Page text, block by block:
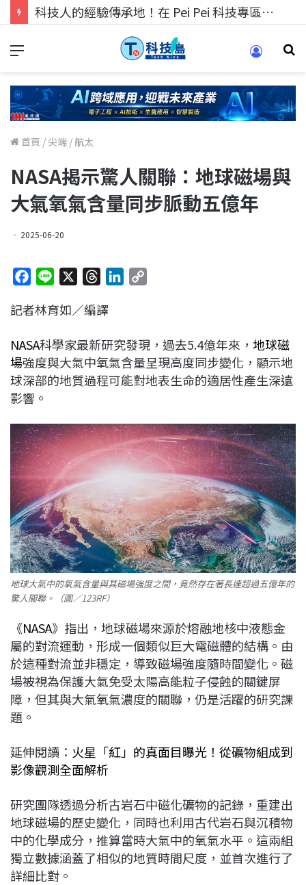
科技人的經驗傳承地！在 Pei Pei 科技專區，與學弟妹交流最硬核的技術
首頁 /尖端 /航太
NASA揭示驚人關聯：地球磁場與
大氣氧氣含量同步脈動五億年
2025-06-20
c
b
o
o
k
n
r
a
d
s
e
d
I
L
i
n
記者林育如／編譯
NASA科學家最新研究發現，過去5.4億年來， 地球磁
場強度與大氣中氧氣含量呈現高度同步變化，顯示地
球深部的地質過程可能對地表生命的適居性產生深遠
影響。
地球大氣中的氧氣含量與其磁場強度之間，竟然存在著長達超過五億年的
驚人關聯。（圖／123RF）
《NASA》指出，地球磁場來源於熔融地核中液態金
屬的對流運動，形成一個類似巨大電磁體的結構。由
於這種對流並非穩定，導致磁場強度隨時間變化。磁
場被視為保護大氣免受太陽高能粒子侵蝕的關鍵屏
障，但其與大氣氧氣濃度的關聯，仍是活躍的研究課
題。
延伸閱讀： 火星「紅」的真面目曝光！從礦物組成到
影像觀測全面解析
研究團隊透過分析古岩石中磁化礦物的記錄，重建出
地球磁場的歷史變化，同時也利用古代岩石與沉積物
中的化學成分，推算當時大氣中的氧氣水平。這兩組
獨立數據涵蓋了相似的地質時間尺度，並首次進行了
詳細比對。